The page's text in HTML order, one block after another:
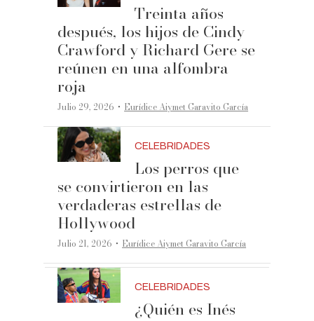
Treinta años
después, los hijos de Cindy
Crawford y Richard Gere se
reúnen en una alfombra
roja
Julio 29, 2026 ·Eurídice Aiymet Garavito García
CELEBRIDADES
Los perros que
se convirtieron en las
verdaderas estrellas de
Hollywood
Julio 21, 2026 ·Eurídice Aiymet Garavito García
CELEBRIDADES
¿Quién es Inés